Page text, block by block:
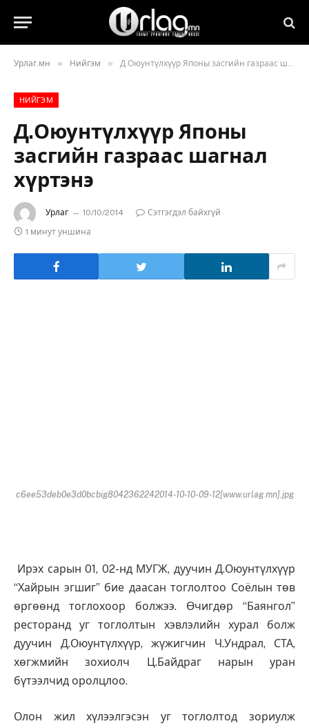
Урлаг.мн » Нийгэм » Д.Оюунтүлхүүр Японы засгийн газраас шагнал хүртэнэ
НИЙГЭМ
Д.Оюунтүлхүүр Японы
засгийн газраас шагнал
хүртэнэ
Урлаг 10/10/2014
Сэтгэгдэл байхгүй
1 минут уншина
c6ee53deb0e3d0bcbig8042362242014-10-10-09-12[www.urlag.mn].jpg
Ирэх сарын 01, 02-нд МУГЖ, дуучин Д.Оюунтүлхүүр
“Хайрын эгшиг” бие даасан тоглолтоо Соёлын төв
өргөөнд тоглохоор болжээ. Өчигдөр “Баянгол”
ресторанд уг тоглолтын хэвлэлийн хурал болж
дуучин Д.Оюунтүлхүүр, жүжигчин Ч.Ундрал, СТА,
хөгжмийн зохиолч Ц.Байдраг нарын уран
бүтээлчид оролцлоо.
Олон жил хүлээлгэсэн уг тоглолтод зориулж